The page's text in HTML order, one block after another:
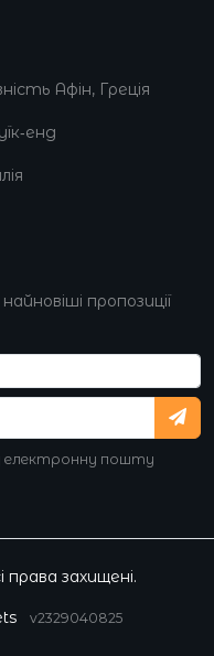
Афін, Греція
пропозиції
електронну пошту
права захищені.
v2329040825